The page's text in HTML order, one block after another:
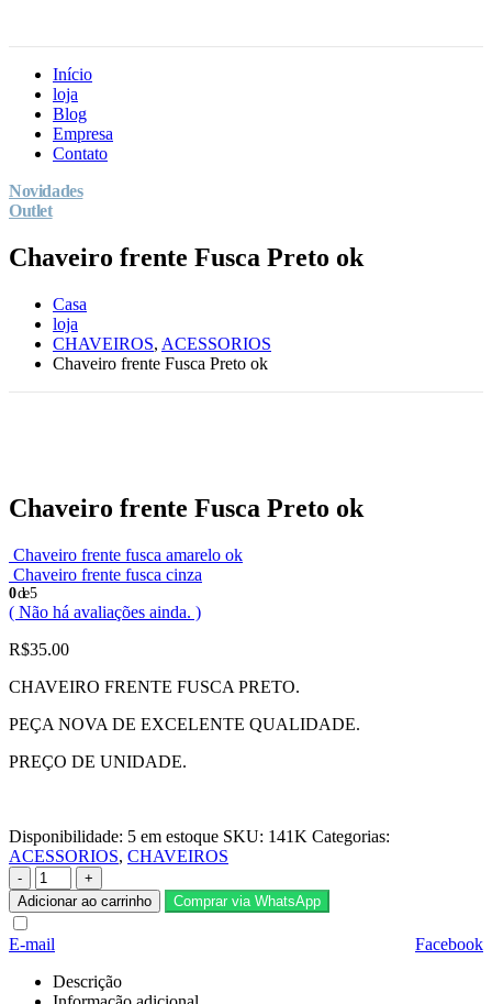
Início
loja
Blog
Empresa
Contato
Novidades
Outlet
Chaveiro frente Fusca Preto ok
Casa
loja
CHAVEIROS, ACESSORIOS
Chaveiro frente Fusca Preto ok
Chaveiro frente Fusca Preto ok
Chaveiro frente fusca amarelo ok
Chaveiro frente fusca cinza
0de 5
( Não há avaliações ainda. )
R$35.00
CHAVEIRO FRENTE FUSCA PRETO.
PEÇA NOVA DE EXCELENTE QUALIDADE.
PREÇO DE UNIDADE.
Disponibilidade: 5 em estoque SKU: 141K Categorias:
ACESSORIOS, CHAVEIROS
-
+
Adicionar ao carrinho
Comprar via WhatsApp
Facebook
E-mail
Descrição